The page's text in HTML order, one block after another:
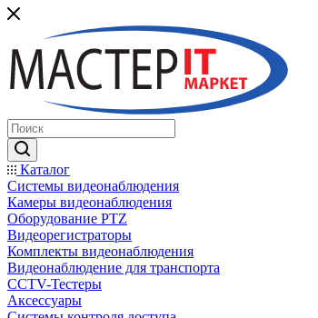
Каталог
Системы видеонаблюдения
Камеры видеонаблюдения
Оборудование PTZ
Видеорегистраторы
Комплекты видеонаблюдения
Видеонаблюдение для транспорта
CCTV-Тестеры
Аксессуары